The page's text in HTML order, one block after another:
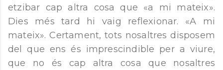
etzibar cap altra cosa que «a mi mateix».
Dies més tard hi vaig reflexionar. «A mi
mateix». Certament, tots nosaltres disposem
del que ens és imprescindible per a viure,
que no és cap altra cosa que nosaltres